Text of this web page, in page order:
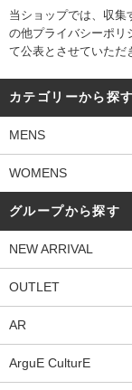
当ショップでは、収集
の他プライバシーポリ
て公表とさせていただ
カテゴリーから探す
MENS
WOMENS
グループから探す
NEW ARRIVAL
OUTLET
AR
ArguE CulturE